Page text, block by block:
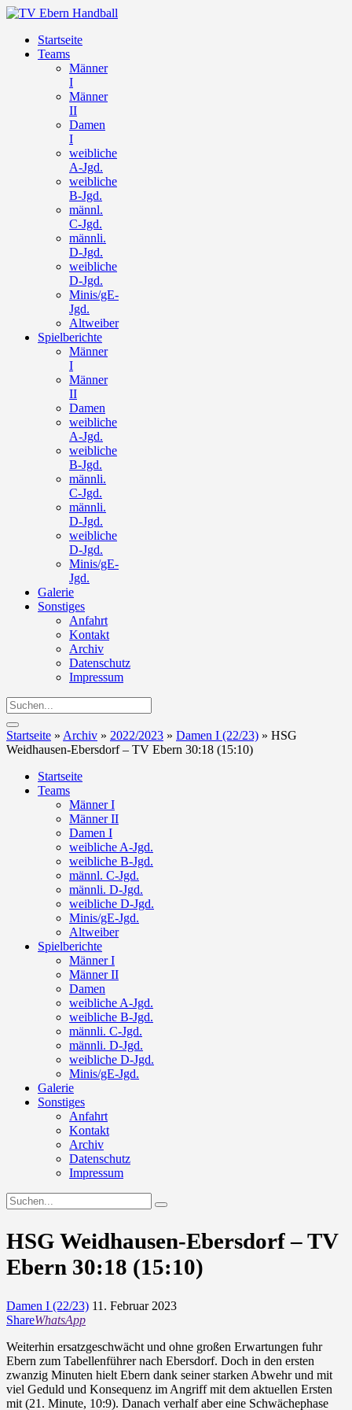
Startseite
Teams
Männer
I
Männer
II
Damen
I
weibliche
A-Jgd.
weibliche
B-Jgd.
männl.
C-Jgd.
männli.
D-Jgd.
weibliche
D-Jgd.
Minis/gE-
Jgd.
Altweiber
Spielberichte
Männer
I
Männer
II
Damen
weibliche
A-Jgd.
weibliche
B-Jgd.
männli.
C-Jgd.
männli.
D-Jgd.
weibliche
D-Jgd.
Minis/gE-
Jgd.
Galerie
Sonstiges
Anfahrt
Kontakt
Archiv
Datenschutz
Impressum
Startseite » Archiv » 2022/2023 » Damen I (22/23) » HSG
Weidhausen-Ebersdorf – TV Ebern 30:18 (15:10)
Startseite
Teams
Männer I
Männer II
Damen I
weibliche A-Jgd.
weibliche B-Jgd.
männl. C-Jgd.
männli. D-Jgd.
weibliche D-Jgd.
Minis/gE-Jgd.
Altweiber
Spielberichte
Männer I
Männer II
Damen
weibliche A-Jgd.
weibliche B-Jgd.
männli. C-Jgd.
männli. D-Jgd.
weibliche D-Jgd.
Minis/gE-Jgd.
Galerie
Sonstiges
Anfahrt
Kontakt
Archiv
Datenschutz
Impressum
HSG Weidhausen-Ebersdorf – TV
Ebern 30:18 (15:10)
Damen I (22/23) 11. Februar 2023
ShareWhatsApp
Weiterhin ersatzgeschwächt und ohne großen Erwartungen fuhr
Ebern zum Tabellenführer nach Ebersdorf. Doch in den ersten
zwanzig Minuten hielt Ebern dank seiner starken Abwehr und mit
viel Geduld und Konsequenz im Angriff mit dem aktuellen Ersten
mit (21. Minute, 10:9). Danach verhalf aber eine Schwächephase